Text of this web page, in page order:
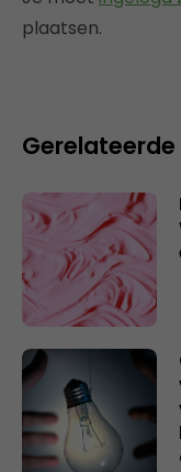
plaatsen.